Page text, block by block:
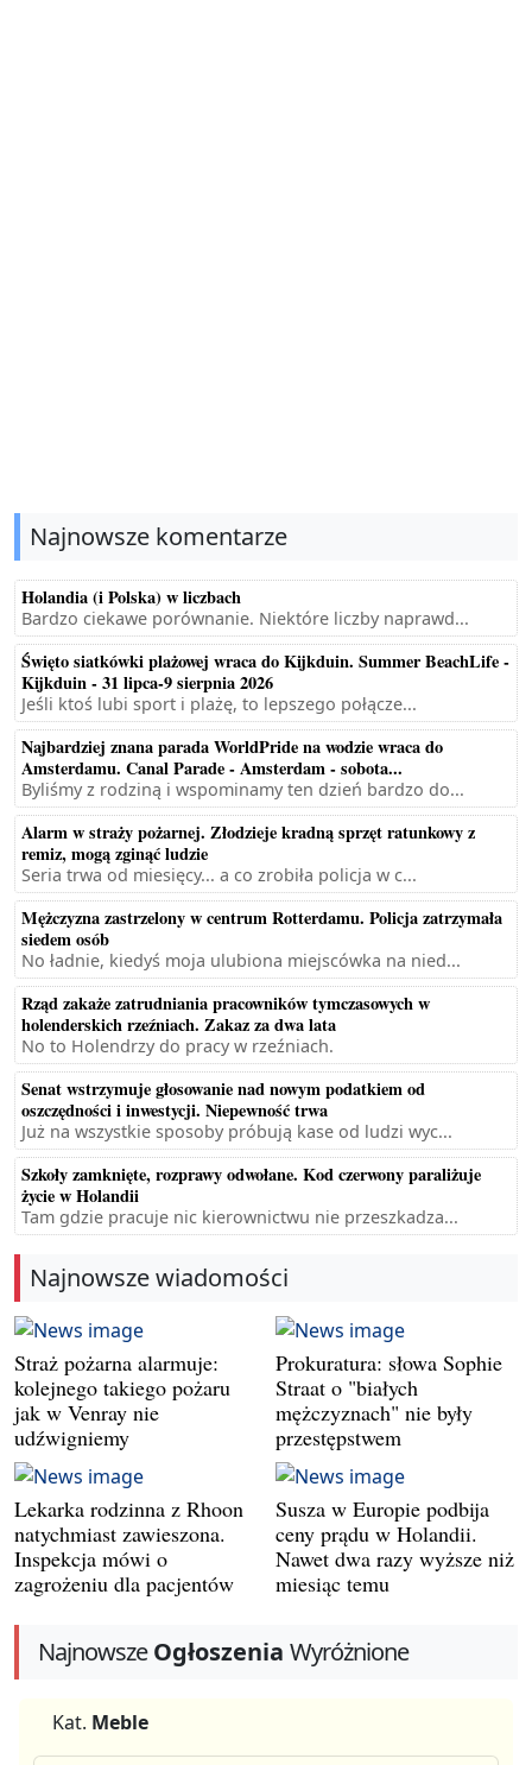
Najnowsze komentarze
Holandia (i Polska) w liczbach
Bardzo ciekawe porównanie. Niektóre liczby naprawd...
Święto siatkówki plażowej wraca do Kijkduin. Summer BeachLife -
Kijkduin - 31 lipca-9 sierpnia 2026
Jeśli ktoś lubi sport i plażę, to lepszego połącze...
Najbardziej znana parada WorldPride na wodzie wraca do
Amsterdamu. Canal Parade - Amsterdam - sobota...
Byliśmy z rodziną i wspominamy ten dzień bardzo do...
Alarm w straży pożarnej. Złodzieje kradną sprzęt ratunkowy z
remiz, mogą zginąć ludzie
Seria trwa od miesięcy... a co zrobiła policja w c...
Mężczyzna zastrzelony w centrum Rotterdamu. Policja zatrzymała
siedem osób
No ładnie, kiedyś moja ulubiona miejscówka na nied...
Rząd zakaże zatrudniania pracowników tymczasowych w
holenderskich rzeźniach. Zakaz za dwa lata
No to Holendrzy do pracy w rzeźniach.
Senat wstrzymuje głosowanie nad nowym podatkiem od
oszczędności i inwestycji. Niepewność trwa
Już na wszystkie sposoby próbują kase od ludzi wyc...
Szkoły zamknięte, rozprawy odwołane. Kod czerwony paraliżuje
życie w Holandii
Tam gdzie pracuje nic kierownictwu nie przeszkadza...
Najnowsze wiadomości
Straż pożarna alarmuje:
kolejnego takiego pożaru
jak w Venray nie
udźwigniemy
Prokuratura: słowa Sophie
Straat o "białych
mężczyznach" nie były
przestępstwem
Lekarka rodzinna z Rhoon
natychmiast zawieszona.
Inspekcja mówi o
zagrożeniu dla pacjentów
Susza w Europie podbija
ceny prądu w Holandii.
Nawet dwa razy wyższe niż
miesiąc temu
NajnowszeOgłoszenia Wyróżnione
Kat. Meble